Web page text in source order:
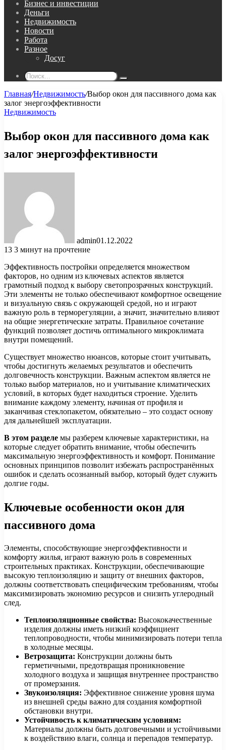
Бизнес и инвестиции
Деньги
Недвижимость
Новости
Работа
Разное
Досуг
Поиск...
Главная/Недвижимость/Выбор окон для пассивного дома как
залог энергоэффективности
Недвижимость
Выбор окон для пассивного дома как
залог энергоэффективности
admin01.12.2022
13 3 минут на прочтение
Эффективность постройки определяется множеством
факторов, но одним из ключевых аспектов является
грамотный подход к выбору светопрозрачных конструкций.
Эти элементы не только обеспечивают комфортное освещение
и визуальную связь с окружающей средой, но и играют
важную роль в терморегуляции, а значит, значительно влияют
на общие энергетические затраты. Правильное сочетание
функций позволяет достичь оптимального микроклимата
внутри помещений.
Существует множество нюансов, которые стоит учитывать,
чтобы достигнуть желаемых результатов и обеспечить
долговечность конструкции. Важным аспектом является не
только выбор материалов, но и учитывание климатических
условий, в которых будет находиться строение. Уделить
внимание каждому элементу, начиная от профиля и
заканчивая стеклопакетом, обязательно – это создаст основу
для дальнейшей эксплуатации.
В этом разделе мы разберем ключевые характеристики, на
которые следует обратить внимание, чтобы обеспечить
максимальную энергоэффективность и комфорт. Понимание
основных принципов позволит избежать распространённых
ошибок и сделать осознанный выбор, который будет служить
долгие годы.
Ключевые особенности окон для
пассивного дома
Элементы, способствующие энергоэффективности и
комфорту жилья, играют важную роль в современных
строительных практиках. Конструкции, обеспечивающие
высокую теплоизоляцию и защиту от внешних факторов,
должны соответствовать специфическим требованиям, чтобы
максимизировать экономию ресурсов и снизить углеродный
след.
Теплоизоляционные свойства: Высококачественные
изделия должны иметь низкий коэффициент
теплопроводности, чтобы минимизировать потери тепла
в холодные месяцы.
Ветрозащита: Конструкции должны быть
герметичными, предотвращая проникновение
холодного воздуха и защищая внутреннее пространство
от промерзания.
Звукоизоляция: Эффективное снижение уровня шума
из внешней среды важно для создания комфортной
обстановки внутри.
Устойчивость к климатическим условиям:
Материалы должны быть долговечными и устойчивыми
к воздействию влаги, солнца и перепадов температур.